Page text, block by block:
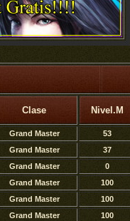
Clase Nivel.M
Grand Master 53
Grand Master 37
Grand Master 0
Grand Master 100
Grand Master 100
Grand Master 100